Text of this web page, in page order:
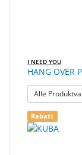
I NEED YOU
HANG OVER
Alle
Rabatt